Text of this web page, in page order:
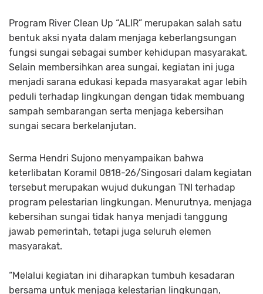
Program River Clean Up “ALIR” merupakan salah satu
bentuk aksi nyata dalam menjaga keberlangsungan
fungsi sungai sebagai sumber kehidupan masyarakat.
Selain membersihkan area sungai, kegiatan ini juga
menjadi sarana edukasi kepada masyarakat agar lebih
peduli terhadap lingkungan dengan tidak membuang
sampah sembarangan serta menjaga kebersihan
sungai secara berkelanjutan.
Serma Hendri Sujono menyampaikan bahwa
keterlibatan Koramil 0818-26/Singosari dalam kegiatan
tersebut merupakan wujud dukungan TNI terhadap
program pelestarian lingkungan. Menurutnya, menjaga
kebersihan sungai tidak hanya menjadi tanggung
jawab pemerintah, tetapi juga seluruh elemen
masyarakat.
“Melalui kegiatan ini diharapkan tumbuh kesadaran
bersama untuk menjaga kelestarian lingkungan,